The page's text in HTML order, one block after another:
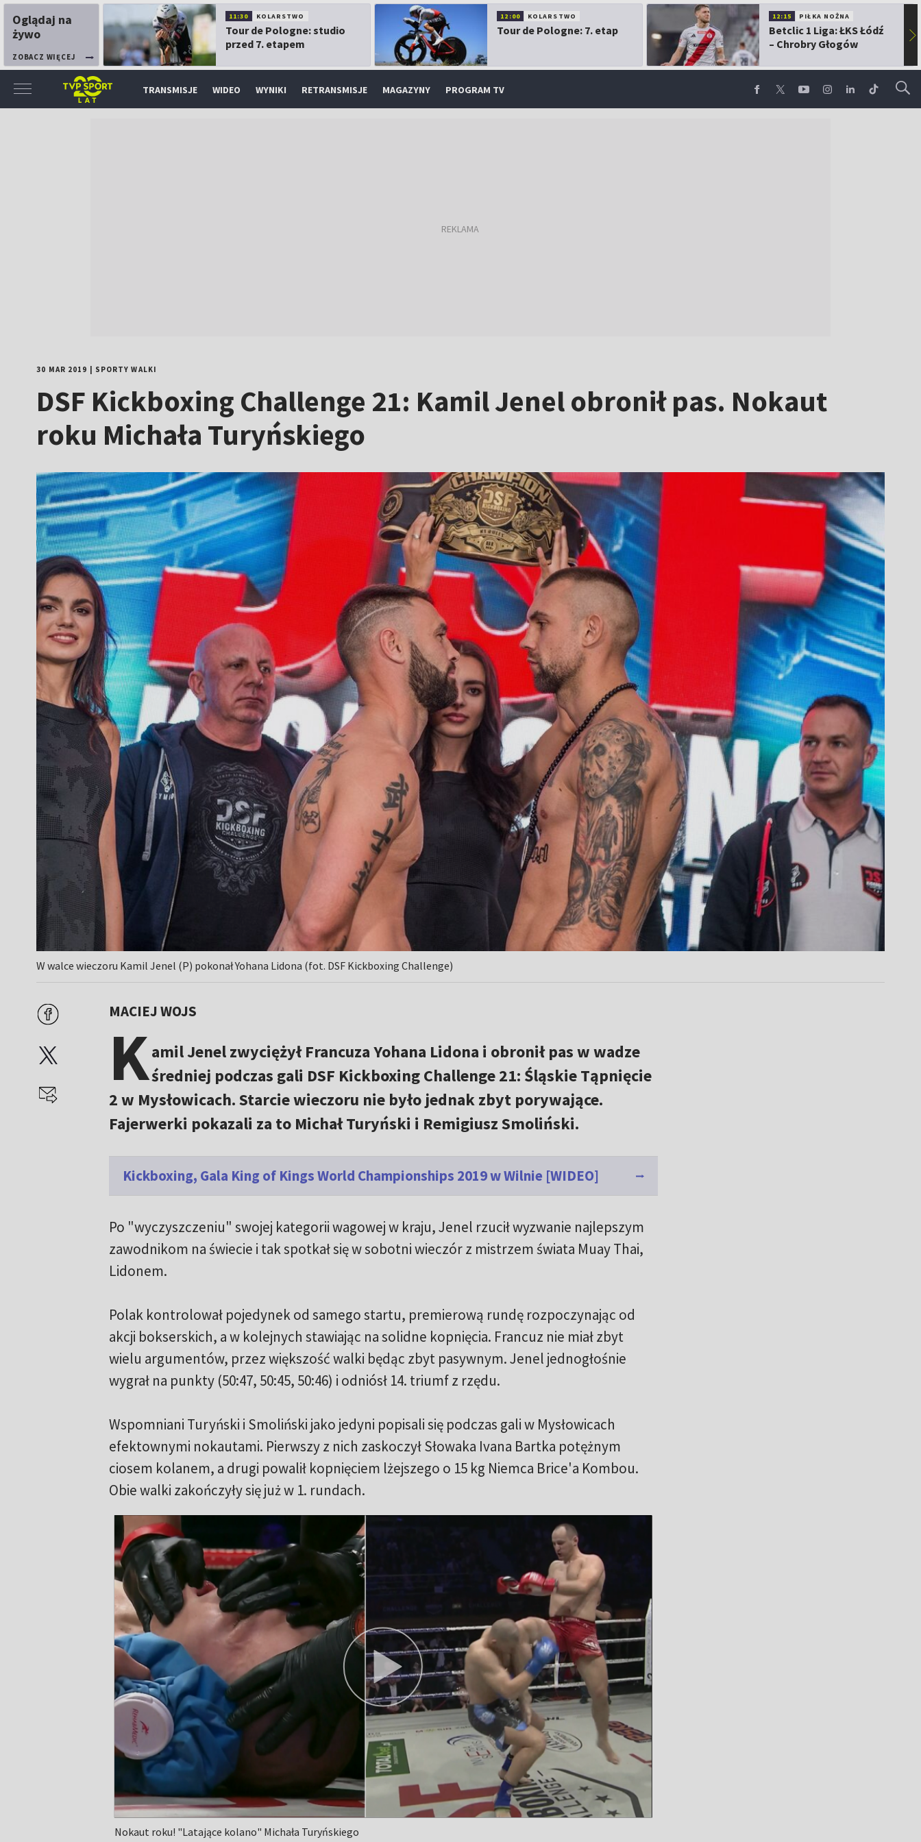
Oglądaj na
żywo
ZOBACZ WIĘCEJ
11:30 KOLARSTWO
Tour de Pologne: studio
przed 7. etapem
12:00 KOLARSTWO
Tour de Pologne: 7. etap
12:15 PIŁKA NOŻNA
Betclic 1 Liga: ŁKS Łódź
– Chrobry Głogów
▶
TRANSMISJE WIDEO WYNIKI RETRANSMISJE MAGAZYNY PROGRAM TV
30 MAR 2019 SPORTY WALKI
DSF Kickboxing Challenge 21: Kamil Jenel obronił pas. Nokaut
roku Michała Turyńskiego
W walce wieczoru Kamil Jenel (P) pokonał Yohana Lidona (fot. DSF Kickboxing Challenge)
MACIEJ WOJS
Kamil Jenel zwyciężył Francuza Yohana Lidona i obronił pas w wadze
średniej podczas gali DSF Kickboxing Challenge 21: Śląskie Tąpnięcie
2 w Mysłowicach. Starcie wieczoru nie było jednak zbyt porywające.
Fajerwerki pokazali za to Michał Turyński i Remigiusz Smoliński.
Kickboxing, Gala King of Kings World Championships 2019 w Wilnie [WIDEO]
Po "wyczyszczeniu" swojej kategorii wagowej w kraju, Jenel rzucił wyzwanie najlepszym
zawodnikom na świecie i tak spotkał się w sobotni wieczór z mistrzem świata Muay Thai,
Lidonem.
Polak kontrolował pojedynek od samego startu, premierową rundę rozpoczynając od
akcji bokserskich, a w kolejnych stawiając na solidne kopnięcia. Francuz nie miał zbyt
wielu argumentów, przez większość walki będąc zbyt pasywnym. Jenel jednogłośnie
wygrał na punkty (50:47, 50:45, 50:46) i odniósł 14. triumf z rzędu.
Wspomniani Turyński i Smoliński jako jedyni popisali się podczas gali w Mysłowicach
efektownymi nokautami. Pierwszy z nich zaskoczył Słowaka Ivana Bartka potężnym
ciosem kolanem, a drugi powalił kopnięciem lżejszego o 15 kg Niemca Brice'a Kombou.
Obie walki zakończyły się już w 1. rundach.
Nokaut roku! "Latające kolano" Michała Turyńskiego